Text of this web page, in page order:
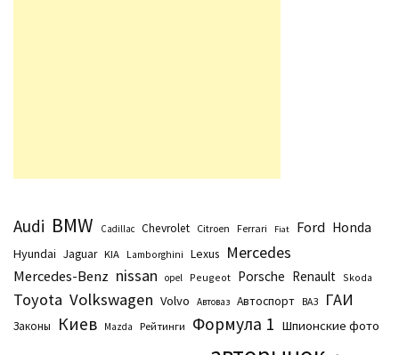
Audi BMW Cadillac Chevrolet Citroen Ferrari Fiat Ford Honda
Hyundai Jaguar KIA Lamborghini Lexus Mercedes
Mercedes-Benz nissan opel Peugeot Porsche Renault Skoda
Toyota Volkswagen Volvo Автоваз Автоспорт ВАЗ ГАИ
Законы Киев Маzda Рейтинги Формула 1 Шпионские фото